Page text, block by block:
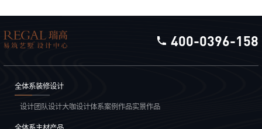
400-0396-158
全体系装修设计
设计团队设计大咖设计体系案例作品实景作品
全体系主材产品